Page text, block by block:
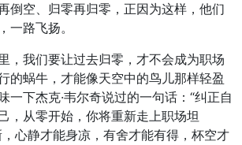
倒空、归零再归零，正因为这样，他们
一路飞扬。
我们要让过去归零，才不会成为职场
的蜗牛，才能像天空中的鸟儿那样轻盈
一下杰克·韦尔奇说过的一句话：“纠正自
，从零开始，你将重新走上职场坦
心静才能身凉，有舍才能有得，杯空才